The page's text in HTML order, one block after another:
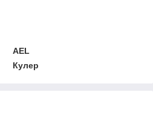
AEL
Кулер